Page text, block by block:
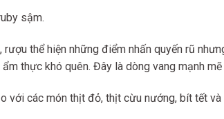
sậm.
rượu thể hiện những điểm nhấn quyến rũ
thực khó quên. Đây là dòng vang mạnh
với các món thịt đỏ, thịt cừu nướng, bít tết và